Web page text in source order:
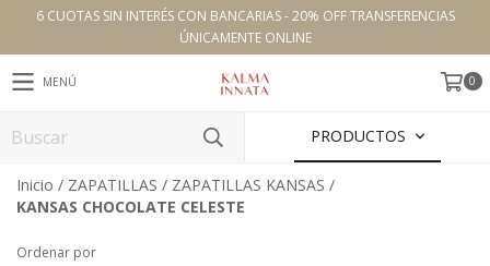
6 CUOTAS SIN INTERÉS CON BANCARIAS - 20% OFF TRANSFERENCIAS
ÚNICAMENTE ONLINE
MENÚ 0
PRODUCTOS
Inicio / ZAPATILLAS / ZAPATILLAS KANSAS /
KANSAS CHOCOLATE CELESTE
Ordenar por